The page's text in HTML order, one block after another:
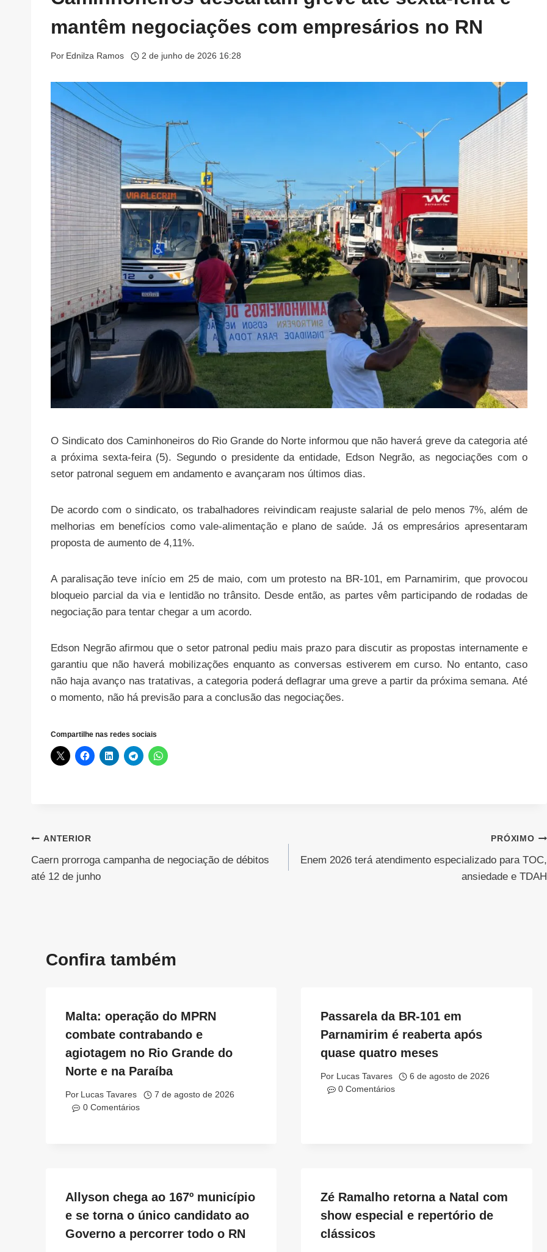
mantêm negociações com empresários no RN
Por Ednilza Ramos 2 de junho de 2026 16:28
O Sindicato dos Caminhoneiros do Rio Grande do Norte informou que não haverá greve da categoria até
a próxima sexta-feira (5). Segundo o presidente da entidade, Edson Negrão, as negociações com o
setor patronal seguem em andamento e avançaram nos últimos dias.
De acordo com o sindicato, os trabalhadores reivindicam reajuste salarial de pelo menos 7%, além de
melhorias em benefícios como vale-alimentação e plano de saúde. Já os empresários apresentaram
proposta de aumento de 4,11%.
A paralisação teve início em 25 de maio, com um protesto na BR-101, em Parnamirim, que provocou
bloqueio parcial da via e lentidão no trânsito. Desde então, as partes vêm participando de rodadas de
negociação para tentar chegar a um acordo.
Edson Negrão afirmou que o setor patronal pediu mais prazo para discutir as propostas internamente e
garantiu que não haverá mobilizações enquanto as conversas estiverem em curso. No entanto, caso
não haja avanço nas tratativas, a categoria poderá deflagrar uma greve a partir da próxima semana. Até
o momento, não há previsão para a conclusão das negociações.
Compartilhe nas redes sociais
Navegação
de
ANTERIOR
Caern prorroga campanha de negociação de débitos
até 12 de junho
PRÓXIMO
Enem 2026 terá atendimento especializado para TOC,
ansiedade e TDAH
Confira também
Malta: operação do MPRN
combate contrabando e
agiotagem no Rio Grande do
Norte e na Paraíba
Por Lucas Tavares
7 de agosto de 2026
0 Comentários
Passarela da BR-101 em
Parnamirim é reaberta após
quase quatro meses
Por Lucas Tavares
6 de agosto de 2026
0 Comentários
Allyson chega ao 167º município
e se torna o único candidato ao
Governo a percorrer todo o RN
Zé Ramalho retorna a Natal com
show especial e repertório de
clássicos